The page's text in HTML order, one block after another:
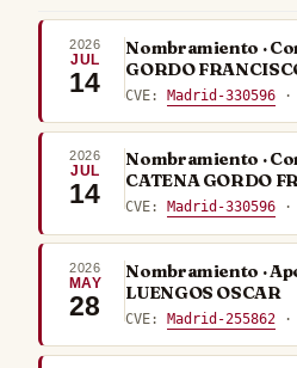
2026
JUL
14
Nombramiento ·
GORDO
CVE:Madrid-330596 ·
2026
JUL
14
Nombramiento ·
CATENA GORDO
CVE: Madrid-330596 ·
2026
MAY
28
Nombramiento ·
LUENGOS OSCAR
CVE:Madrid-255862 ·